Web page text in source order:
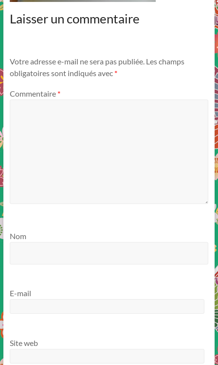
Laisser un commentaire
Votre adresse e-mail ne sera pas publiée. Les champs
obligatoires sont indiqués avec *
Commentaire *
Nom
E-mail
Site web